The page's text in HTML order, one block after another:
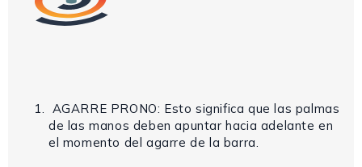
AGARRE PRONO: Esto significa que las palmas
de las manos deben apuntar hacia adelante en
el momento del agarre de la barra.